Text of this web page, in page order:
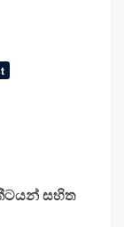
සහිත